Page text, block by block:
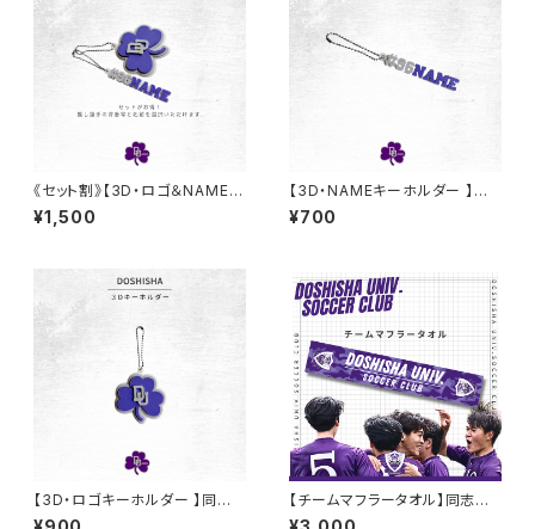
《セット割》【3D・ロゴ＆NAMEキ
ーホルダー 】同志社大学バスケ
部
¥1,500
【3D・NAMEキーホルダー 】同
志社大学バスケ部
¥700
【3D・ロゴキーホルダー 】同志
社大学バスケ部
【チームマフラータオル】同志社
大学サッカー部